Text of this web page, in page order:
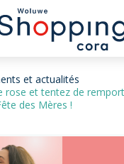
et actualités
rose et tentez de
des Mères !